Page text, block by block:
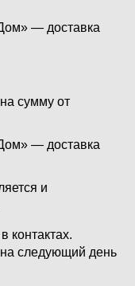
— доставка
сумму от
— доставка
и
контактах.
следующий день